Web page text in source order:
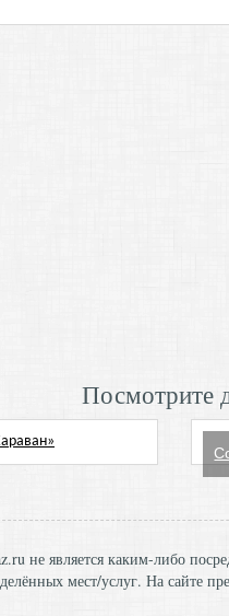
Посмотрите
не является каким-либо
мест/услуг. На сайте